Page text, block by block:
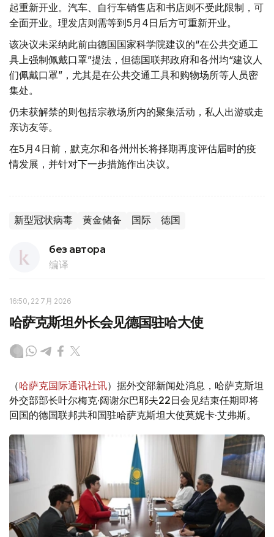
起重新开业。汽车、自行车销售店和书店则不受此限制，可
全面开业。理发店则需等到5月4日后方可重新开业。
该决议未采纳此前由德国国家科学院建议的“在公共交通工
具上强制佩戴口罩”提法，但德国联邦政府和各州均“建议人
们佩戴口罩”，尤其是在公共交通工具和购物场所等人员密
集处。
仍未获解禁的则包括宗教场所内的聚集活动，私人出游或走
亲访友等。
在5月4日前，默克尔和各州州长将择期再度评估届时的疫
情发展，并针对下一步措施作出决议。
新型冠状病毒 黄金储备 国际 德国
без автора
编译
16:50, 22 7月 2026
哈萨克斯坦外长会见德国驻哈大使
（哈萨克国际通讯社讯）据外交部新闻处消息，哈萨克斯坦
外交部部长叶尔梅克·阔谢尔巴耶夫22日会见结束任期即将
回国的德国联邦共和国驻哈萨克斯坦大使莫妮卡·艾弗斯。